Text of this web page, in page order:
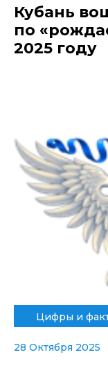
Кубань
по
2025 году
Цифры и
28 Октября 2025